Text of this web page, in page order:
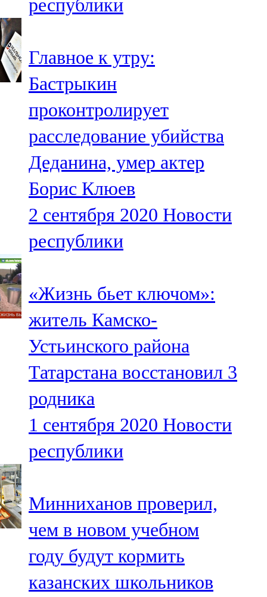
республики
Главное к утру:
Бастрыкин
проконтролирует
расследование убийства
Деданина, умер актер
Борис Клюев
2 сентября 2020 Новости
республики
«Жизнь бьет ключом»:
житель Камско-
Устьинского района
Татарстана восстановил 3
родника
1 сентября 2020 Новости
республики
Минниханов проверил,
чем в новом учебном
году будут кормить
казанских школьников